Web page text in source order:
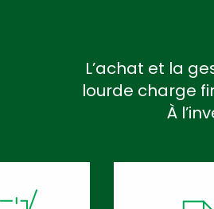
L’achat et la
lourde charge
À